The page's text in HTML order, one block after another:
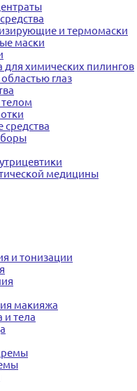
и термомаски
маски
для химических пилингов
глаз
телом
средства
медицины
и тонизации
макияжа
и тела